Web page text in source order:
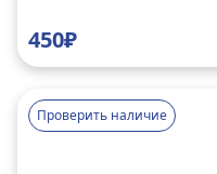
450₽
Проверить наличие